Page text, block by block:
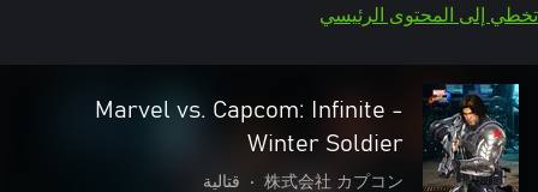
تخطي إلى المحتوى الرئيسي
Marvel vs. Capcom: Infinite -
Winter Soldier
株式会社 カプコン
• قتالية